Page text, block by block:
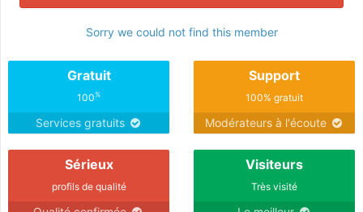
Sorry we could not find this member
Gratuit
100%
Services gratuits
Support
100% gratuit
Modérateurs à l'écoute
Sérieux
profils de qualité
Visiteurs
Très visité